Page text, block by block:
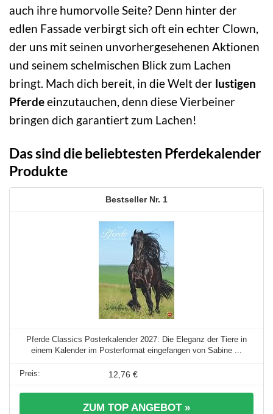
auch ihre humorvolle Seite? Denn hinter der
edlen Fassade verbirgt sich oft ein echter Clown,
der uns mit seinen unvorhergesehenen Aktionen
und seinem schelmischen Blick zum Lachen
bringt. Mach dich bereit, in die Welt der lustigen
Pferdeeinzutauchen, denn diese Vierbeiner
bringen dich garantiert zum Lachen!
Das sind die beliebtesten Pferdekalender
Produkte
1
Pferde Classics Posterkalender 2027: Die Eleganz der Tiere in
einem Kalender im Posterformat eingefangen von Sabine ...
12,76 €
ZUM TOP ANGEBOT »